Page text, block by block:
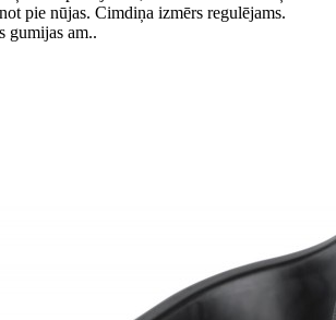
pie nūjas. Cimdiņa izmērs regulējams.
gumijas am..